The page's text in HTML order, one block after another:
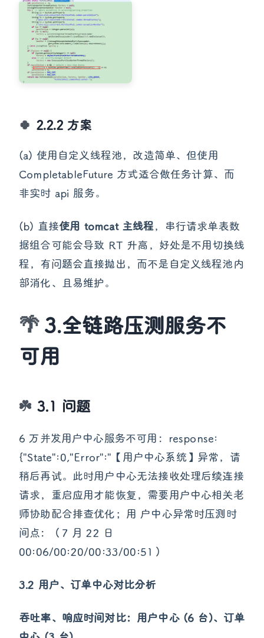
2.2.2 方案
(a) 使用自定义线程池，改造简单、但使用
CompletableFuture 方式适合做任务计算、而
非实时 api 服务。
(b) 直接使用 tomcat 主线程，串行请求单表数
据组合可能会导致 RT 升高，好处是不用切换线
程，有问题会直接抛出，而不是自定义线程池内
部消化、且易维护。
3.全链路压测服务不
可用
3.1 问题
6 万并发用户中心服务不可用：response:
{"State":0,"Error":"【用户中心系统】异常，请
稍后再试。此时用户中心无法接收处理后续连接
请求，重启应用才能恢复，需要用户中心相关老
师协助配合排查优化；用 户中心异常时压测时
间点：（7 月 22 日
00:06/00:20/00:33/00:51）
3.2 用户、订单中心对比分析
吞吐率、响应时间对比：用户中心 (6 台)、订单